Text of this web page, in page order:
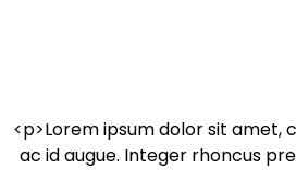
<p>Lorem ipsum dolor sit amet,
ac id augue. Integer rhoncus